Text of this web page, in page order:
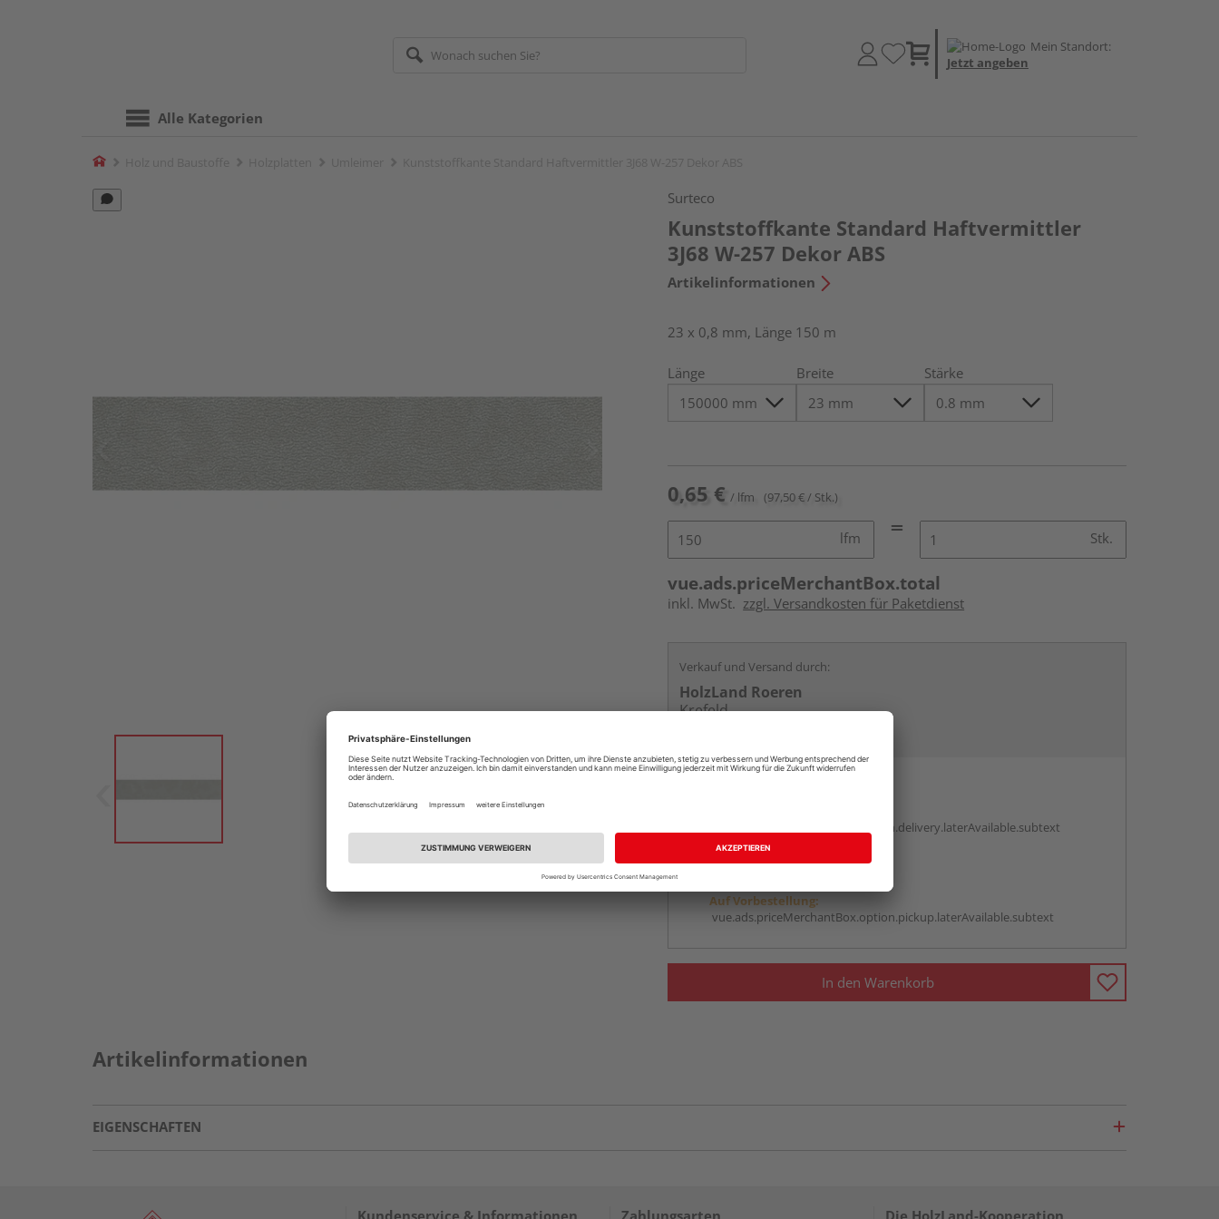
Mein Standort:
Jetzt angeben
Alle Kategorien
Home
Surteco
Kunststoffkante Standard Haftvermittler
3J68 W-257 Dekor ABS
Artikelinformationen
23 x 0,8 mm, Länge 150 m
Länge Breite Stärke
0,65 € / lfm (97,50 € / Stk.)
lfm Stk.
vue.ads.priceMerchantBox.total
inkl. MwSt. zzgl. Versandkosten für Paketdienst
Verkauf und Versand durch:
HolzLand Roeren
Krefeld
vue.ads.priceMerchantBox.option.delivery.laterAvailable.subtext
Auf Vorbestellung:
vue.ads.priceMerchantBox.option.pickup.laterAvailable.subtext
In den Warenkorb
Artikelinformationen
EIGENSCHAFTEN
Kundenservice & Informationen Zahlungsarten Die HolzLand-Kooperation